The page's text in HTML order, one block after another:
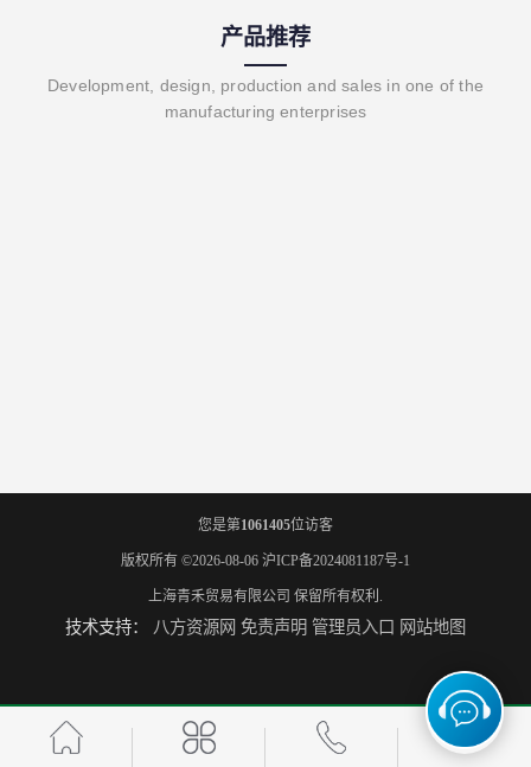
产品推荐
Development, design, production and sales in one of the
manufacturing enterprises
您是第1061405位访客
版权所有 ©2026-08-06 沪ICP备2024081187号-1
上海青禾贸易有限公司 保留所有权利.
技术支持： 八方资源网 免责声明 管理员入口 网站地图